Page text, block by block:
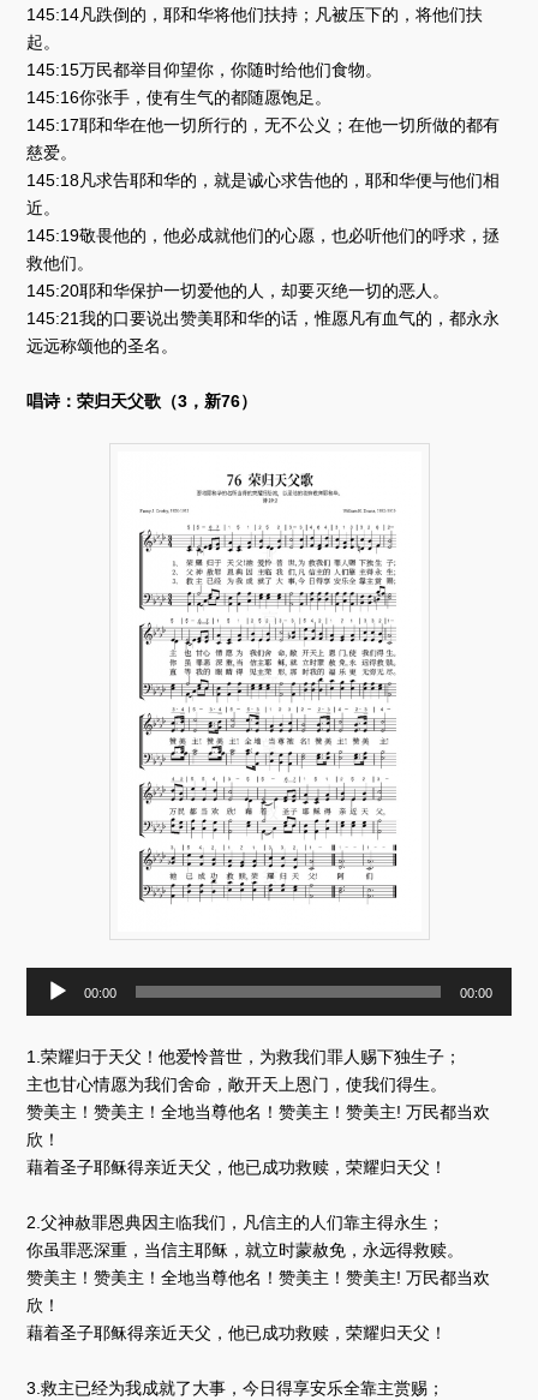
145:14凡跌倒的，耶和华将他们扶持；凡被压下的，将他们扶
起。
145:15万民都举目仰望你，你随时给他们食物。
145:16你张手，使有生气的都随愿饱足。
145:17耶和华在他一切所行的，无不公义；在他一切所做的都有
慈爱。
145:18凡求告耶和华的，就是诚心求告他的，耶和华便与他们相
近。
145:19敬畏他的，他必成就他们的心愿，也必听他们的呼求，拯
救他们。
145:20耶和华保护一切爱他的人，却要灭绝一切的恶人。
145:21我的口要说出赞美耶和华的话，惟愿凡有血气的，都永永
远远称颂他的圣名。
唱诗：荣归天父歌（3，新76）
放
器
00:00 00:00
1.荣耀归于天父！他爱怜普世，为救我们罪人赐下独生子；
主也甘心情愿为我们舍命，敞开天上恩门，使我们得生。
赞美主！赞美主！全地当尊他名！赞美主！赞美主! 万民都当欢
欣！
藉着圣子耶稣得亲近天父，他已成功救赎，荣耀归天父！
2.父神赦罪恩典因主临我们，凡信主的人们靠主得永生；
你虽罪恶深重，当信主耶稣，就立时蒙赦免，永远得救赎。
赞美主！赞美主！全地当尊他名！赞美主！赞美主! 万民都当欢
欣！
藉着圣子耶稣得亲近天父，他已成功救赎，荣耀归天父！
3.救主已经为我成就了大事，今日得享安乐全靠主赏赐；